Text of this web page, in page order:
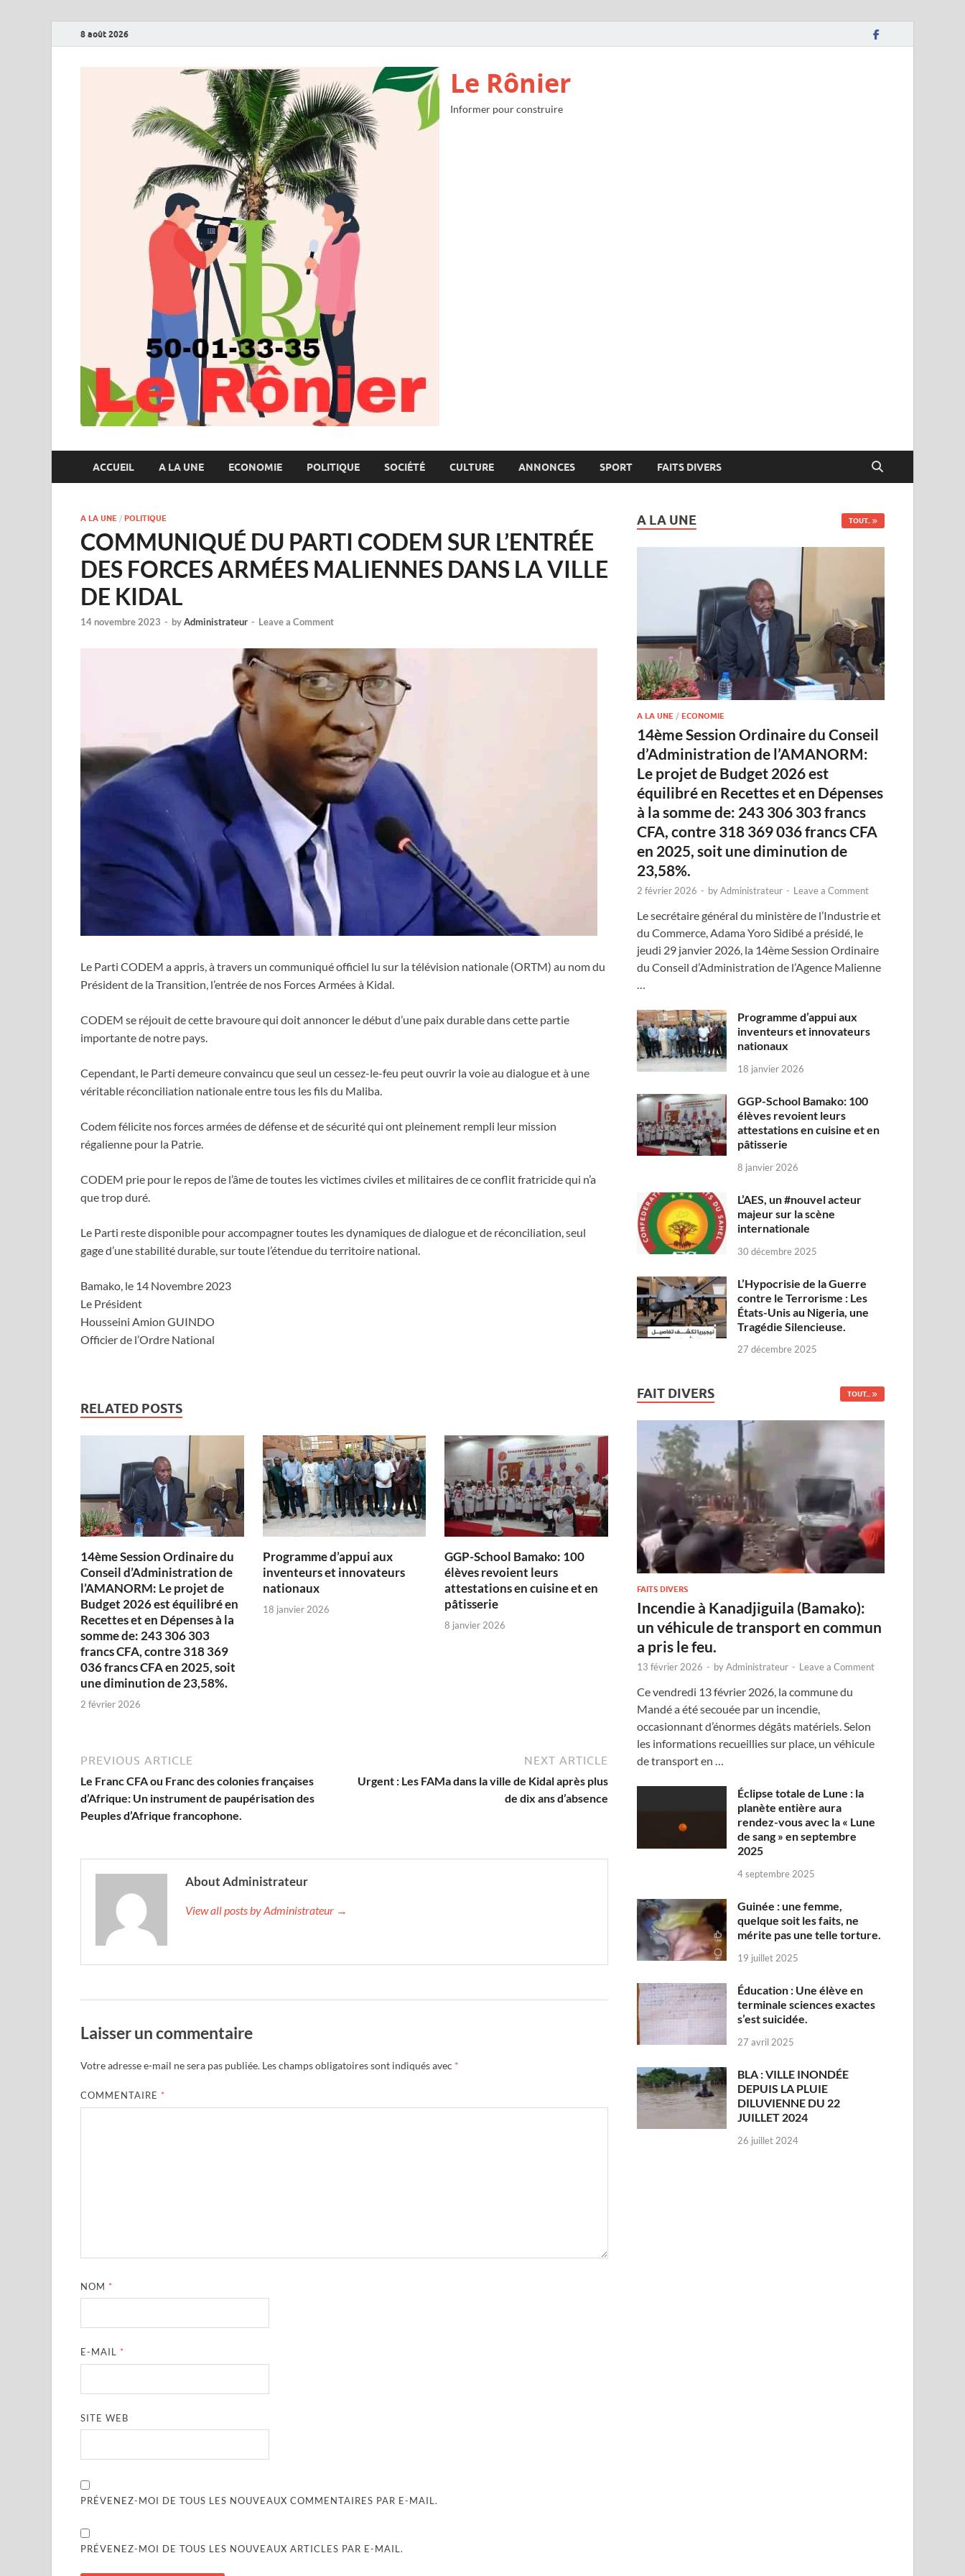
8 août 2026
Le Rônier
Informer pour construire
ACCUEIL A LA UNE ECONOMIE POLITIQUE SOCIÉTÉ CULTURE ANNONCES SPORT FAITS DIVERS
A LA UNE / POLITIQUE
COMMUNIQUÉ DU PARTI CODEM SUR L’ENTRÉE
DES FORCES ARMÉES MALIENNES DANS LA VILLE
DE KIDAL
14 novembre 2023 - byAdministrateur - Leave a Comment
Le Parti CODEM a appris, à travers un communiqué officiel lu sur la télévision nationale (ORTM) au nom du
Président de la Transition, l’entrée de nos Forces Armées à Kidal.
CODEM se réjouit de cette bravoure qui doit annoncer le début d’une paix durable dans cette partie
importante de notre pays.
Cependant, le Parti demeure convaincu que seul un cessez-le-feu peut ouvrir la voie au dialogue et à une
véritable réconciliation nationale entre tous les fils du Maliba.
Codem félicite nos forces armées de défense et de sécurité qui ont pleinement rempli leur mission
régalienne pour la Patrie.
CODEM prie pour le repos de l’âme de toutes les victimes civiles et militaires de ce conflit fratricide qui n’a
que trop duré.
Le Parti reste disponible pour accompagner toutes les dynamiques de dialogue et de réconciliation, seul
gage d’une stabilité durable, sur toute l’étendue du territoire national.
Bamako, le 14 Novembre 2023
Le Président
Housseini Amion GUINDO
Officier de l’Ordre National
RELATED POSTS
14ème Session Ordinaire du
Conseil d’Administration de
l’AMANORM: Le projet de
Budget 2026 est équilibré en
Recettes et en Dépenses à la
somme de: 243 306 303
francs CFA, contre 318 369
036 francs CFA en 2025, soit
une diminution de 23,58%.
2 février 2026
Programme d’appui aux
inventeurs et innovateurs
nationaux
18 janvier 2026
GGP-School Bamako: 100
élèves revoient leurs
attestations en cuisine et en
pâtisserie
8 janvier 2026
PREVIOUS ARTICLE
Le Franc CFA ou Franc des colonies françaises
d’Afrique: Un instrument de paupérisation des
Peuples d’Afrique francophone.
NEXT ARTICLE
Urgent : Les FAMa dans la ville de Kidal après plus
de dix ans d’absence
About Administrateur
View all posts by Administrateur →
Laisser un commentaire
Votre adresse e-mail ne sera pas publiée. Les champs obligatoires sont indiqués avec *
COMMENTAIRE *
NOM *
E-MAIL *
SITE WEB
PRÉVENEZ-MOI DE TOUS LES NOUVEAUX COMMENTAIRES PAR E-MAIL.
PRÉVENEZ-MOI DE TOUS LES NOUVEAUX ARTICLES PAR E-MAIL.
A LA UNE TOUT..
A LA UNE /ECONOMIE
14ème Session Ordinaire du Conseil
d’Administration de l’AMANORM:
Le projet de Budget 2026 est
équilibré en Recettes et en Dépenses
à la somme de: 243 306 303 francs
CFA, contre 318 369 036 francs CFA
en 2025, soit une diminution de
23,58%.
2 février 2026 - byAdministrateur - Leave a Comment
Le secrétaire général du ministère de l’Industrie et
du Commerce, Adama Yoro Sidibé a présidé, le
jeudi 29 janvier 2026, la 14ème Session Ordinaire
du Conseil d’Administration de l’Agence Malienne
…
Programme d’appui aux
inventeurs et innovateurs
nationaux
18 janvier 2026
GGP-School Bamako: 100
élèves revoient leurs
attestations en cuisine et en
pâtisserie
8 janvier 2026
L’AES, un #nouvel acteur
majeur sur la scène
internationale
30 décembre 2025
L’Hypocrisie de la Guerre
contre le Terrorisme : Les
États-Unis au Nigeria, une
Tragédie Silencieuse.
27 décembre 2025
FAIT DIVERS TOUT...
FAITS DIVERS
Incendie à Kanadjiguila (Bamako):
un véhicule de transport en commun
a pris le feu.
13 février 2026 - byAdministrateur - Leave a Comment
Ce vendredi 13 février 2026, la commune du
Mandé a été secouée par un incendie,
occasionnant d’énormes dégâts matériels. Selon
les informations recueillies sur place, un véhicule
de transport en …
Éclipse totale de Lune : la
planète entière aura
rendez-vous avec la « Lune
de sang » en septembre
2025
4 septembre 2025
Guinée : une femme,
quelque soit les faits, ne
mérite pas une telle torture.
19 juillet 2025
Éducation : Une élève en
terminale sciences exactes
s’est suicidée.
27 avril 2025
BLA : VILLE INONDÉE
DEPUIS LA PLUIE
DILUVIENNE DU 22
JUILLET 2024
26 juillet 2024